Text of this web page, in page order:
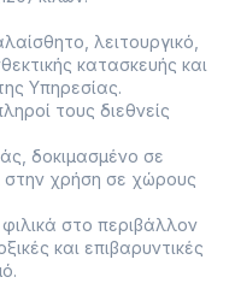
λειτουργικό,
κατασκευής και
Υπηρεσίας.
τους διεθνείς
δοκιμασμένο σε
στην χρήση σε χώρους
στο περιβάλλον
και επιβαρυντικές